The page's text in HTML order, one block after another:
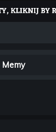
Memy